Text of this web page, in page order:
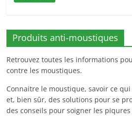
Produits anti-moustiques
Retrouvez toutes les informations
contre les moustiques.
Connaitre le moustique, savoir ce
et, bien sûr, des solutions pour se
des conseils pour soigner les